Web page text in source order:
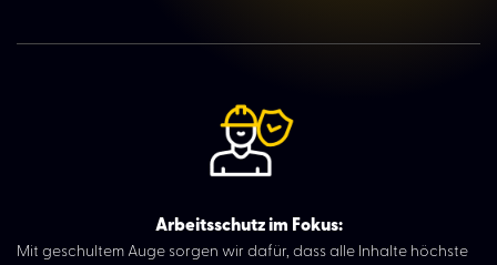
Karriere
Arbeitsschutz im Fokus:
Mit geschultem Auge sorgen wir dafür, dass alle Inhalte höchste